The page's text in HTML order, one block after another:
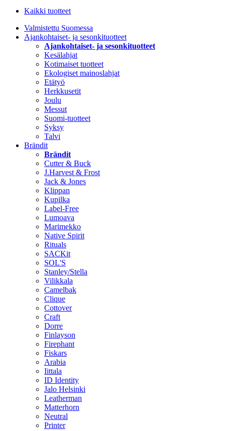
Kaikki tuotteet
Valmistettu Suomessa
Ajankohtaiset- ja sesonkituotteet
Ajankohtaiset- ja sesonkituotteet
Kesälahjat
Kotimaiset tuotteet
Ekologiset mainoslahjat
Etätyö
Herkkusetit
Joulu
Messut
Suomi-tuotteet
Syksy
Talvi
Brändit
Brändit
Cutter & Buck
J.Harvest & Frost
Jack & Jones
Klippan
Kupilka
Label-Free
Lumoava
Marimekko
Native Spirit
Rituals
SACKit
SOL'S
Stanley/Stella
Vilikkala
Camelbak
Clique
Cottover
Craft
Dorre
Finlayson
Firephant
Fiskars
Arabia
Iittala
ID Identity
Jalo Helsinki
Leatherman
Matterhorn
Neutral
Printer